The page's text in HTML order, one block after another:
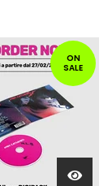
ON
SALE